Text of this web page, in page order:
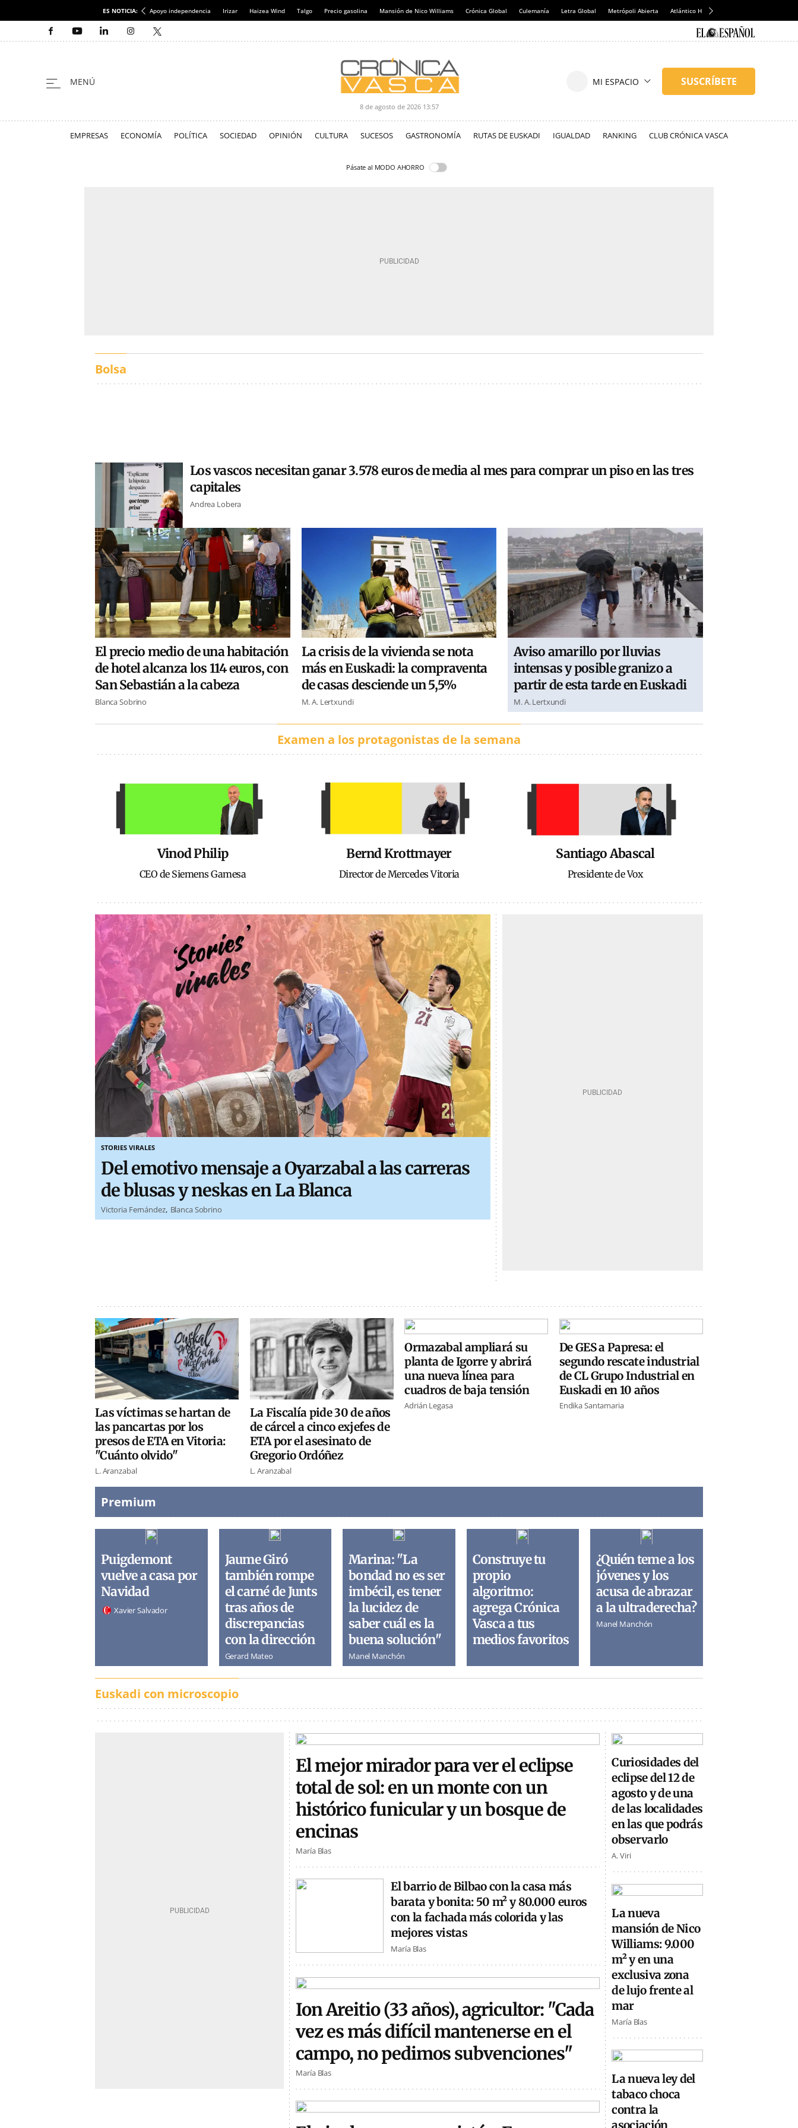
ES NOTICIA: Apoyo independencia Irizar Haizea Wind Talgo Precio gasolina Mansión de Nico Williams Crónica Global Culemanía Letra Global Metrópoli Abierta Atlántico Hoy
8 de agosto de 2026 13:57
EMPRESAS ECONOMÍA POLÍTICA SOCIEDAD OPINIÓN CULTURA SUCESOS GASTRONOMÍA RUTAS DE EUSKADI IGUALDAD RANKING CLUB CRÓNICA VASCA
Pásate al MODO AHORRO
Bolsa
Los vascos necesitan ganar 3.578 euros de media al mes para comprar un piso en las tres
capitales
Andrea Lobera
El precio medio de una habitación
de hotel alcanza los 114 euros, con
San Sebastián a la cabeza
Blanca Sobrino
La crisis de la vivienda se nota
más en Euskadi: la compraventa
de casas desciende un 5,5%
M. A. Lertxundi
Aviso amarillo por lluvias
intensas y posible granizo a
partir de esta tarde en Euskadi
M. A. Lertxundi
Examen a los protagonistas de la semana
Vinod Philip
CEO de Siemens Gamesa
Bernd Krottmayer
Director de Mercedes Vitoria
Santiago Abascal
Presidente de Vox
STORIES VIRALES
Del emotivo mensaje a Oyarzabal a las carreras
de blusas y neskas en La Blanca
Victoria Fernández Blanca Sobrino
Las víctimas se hartan de
las pancartas por los
presos de ETA en Vitoria:
"Cuánto olvido"
L. Aranzabal
La Fiscalía pide 30 de años
de cárcel a cinco exjefes de
ETA por el asesinato de
Gregorio Ordóñez
L. Aranzabal
Ormazabal ampliará su
planta de Igorre y abrirá
una nueva línea para
cuadros de baja tensión
Adrián Legasa
De GES a Papresa: el
segundo rescate industrial
de CL Grupo Industrial en
Euskadi en 10 años
Endika Santamaria
Premium
Puigdemont
vuelve a casa por
Navidad
Xavier Salvador
Jaume Giró
también rompe
el carné de Junts
tras años de
discrepancias
con la dirección
Gerard Mateo
Marina: "La
bondad no es ser
imbécil, es tener
la lucidez de
saber cuál es la
buena solución"
Manel Manchón
Construye tu
propio
algoritmo:
agrega Crónica
Vasca a tus
medios favoritos
¿Quién teme a los
jóvenes y los
acusa de abrazar
a la ultraderecha?
Manel Manchón
Euskadi con microscopio
El mejor mirador para ver el eclipse
total de sol: en un monte con un
histórico funicular y un bosque de
encinas
María Blas
El barrio de Bilbao con la casa más
barata y bonita: 50 m² y 80.000 euros
con la fachada más colorida y las
mejores vistas
María Blas
Ion Areitio (33 años), agricultor: "Cada
vez es más difícil mantenerse en el
campo, no pedimos subvenciones"
María Blas
Curiosidades del
eclipse del 12 de
agosto y de una
de las localidades
en las que podrás
observarlo
A. Viri
La nueva
mansión de Nico
Williams: 9.000
m² y en una
exclusiva zona
de lujo frente al
mar
María Blas
La nueva ley del
tabaco choca
contra la